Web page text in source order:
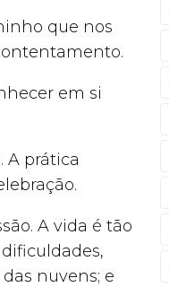
que nos
em si
A prática
A vida é tão
nuvens; e